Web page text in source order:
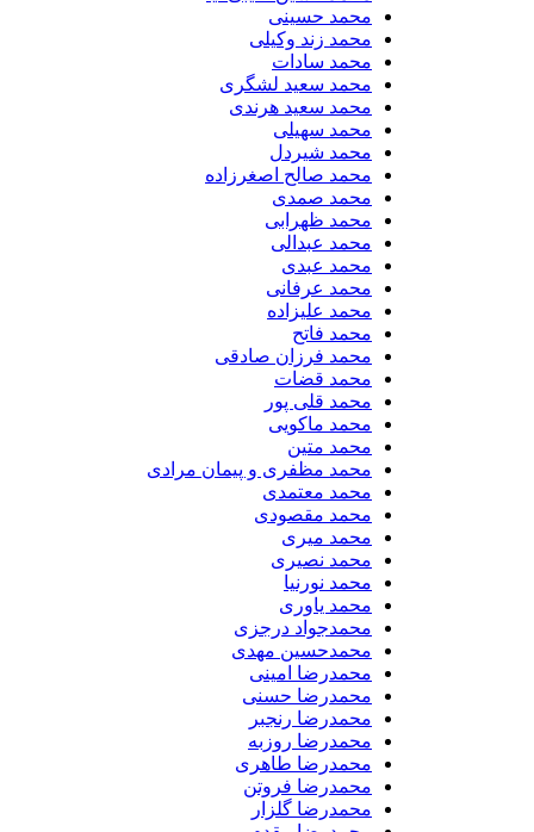
محمد حسینی
محمد زند وکیلی
محمد سادات
محمد سعید لشگری
محمد سعید هرندی
محمد سهیلی
​محمد شیردل
محمد صالح اصغرزاده
محمد صمدی
محمد ظهرابی
محمد عبدالی
محمد عبدی
محمد عرفانی
محمد علیزاده
محمد فاتح
محمد فرزان صادقی
محمد قضات
محمد قلی پور
محمد ماکویی
محمد متین
محمد مظفری و پیمان مرادی
محمد معتمدی
محمد مقصودی
محمد میری
محمد نصیری
محمد نورنیا
محمد یاوری
محمدجواد درجزی
محمدحسین مهدی
محمدرضا امینی
محمدرضا حسنی
محمدرضا رنجبر
محمدرضا روزبه
محمدرضا طاهری
محمدرضا فروتن
محمدرضا گلزار